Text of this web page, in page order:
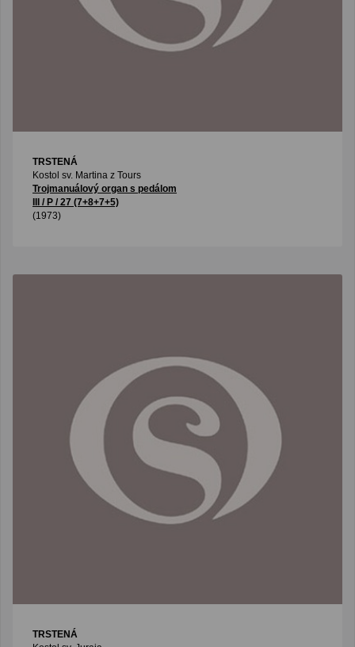
TRSTENÁ
Kostol sv. Martina z Tours
Trojmanuálový organ s pedálom
III / P / 27 (7+8+7+5)
(1973)
TRSTENÁ